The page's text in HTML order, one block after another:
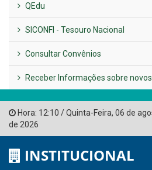
LINKS ÚTEIS
AMUPE
Governo de Pernambuco
Tribunal de Contas do Estado de
Ministério Público do Estado de
Controladoria-Geral da União